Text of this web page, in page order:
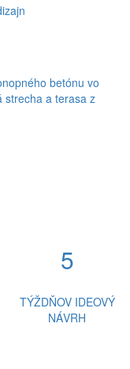
5
TÝŽDŇOV IDEOVÝ
NÁVRH